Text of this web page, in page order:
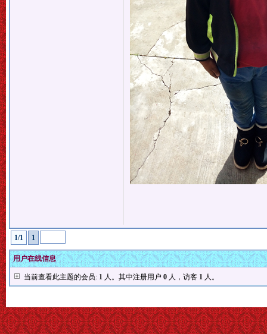
1/1 1
用户在线信息
当前查看此主题的会员: 1 人。其中注册用户 0 人，访客 1 人。